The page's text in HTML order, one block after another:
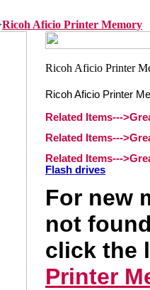
Ricoh Aficio Printer Memory
Ricoh Aficio Printer
Related Items---
Related Items---
Related Items---
Flash drives
For new
not
click the
Printer